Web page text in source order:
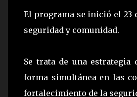
El programa se inició el 23
seguridad y comunidad.
Se trata de una
forma simultánea en las
fortalecimiento de la